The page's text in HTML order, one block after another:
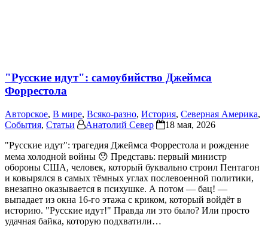
"Русские идут": самоубийство Джеймса
Форрестола
Авторское, В мире, Всяко-разно, История, Северная Америка,
События, Статьи Анатолий Север
18 мая, 2026
"Русские идут": трагедия Джеймса Форрестола и рождение
мема холодной войны 😯 Представь: первый министр
обороны США, человек, который буквально строил Пентагон
и ковырялся в самых тёмных углах послевоенной политики,
внезапно оказывается в психушке. А потом — бац! —
выпадает из окна 16-го этажа с криком, который войдёт в
историю. "Русские идут!" Правда ли это было? Или просто
удачная байка, которую подхватили…